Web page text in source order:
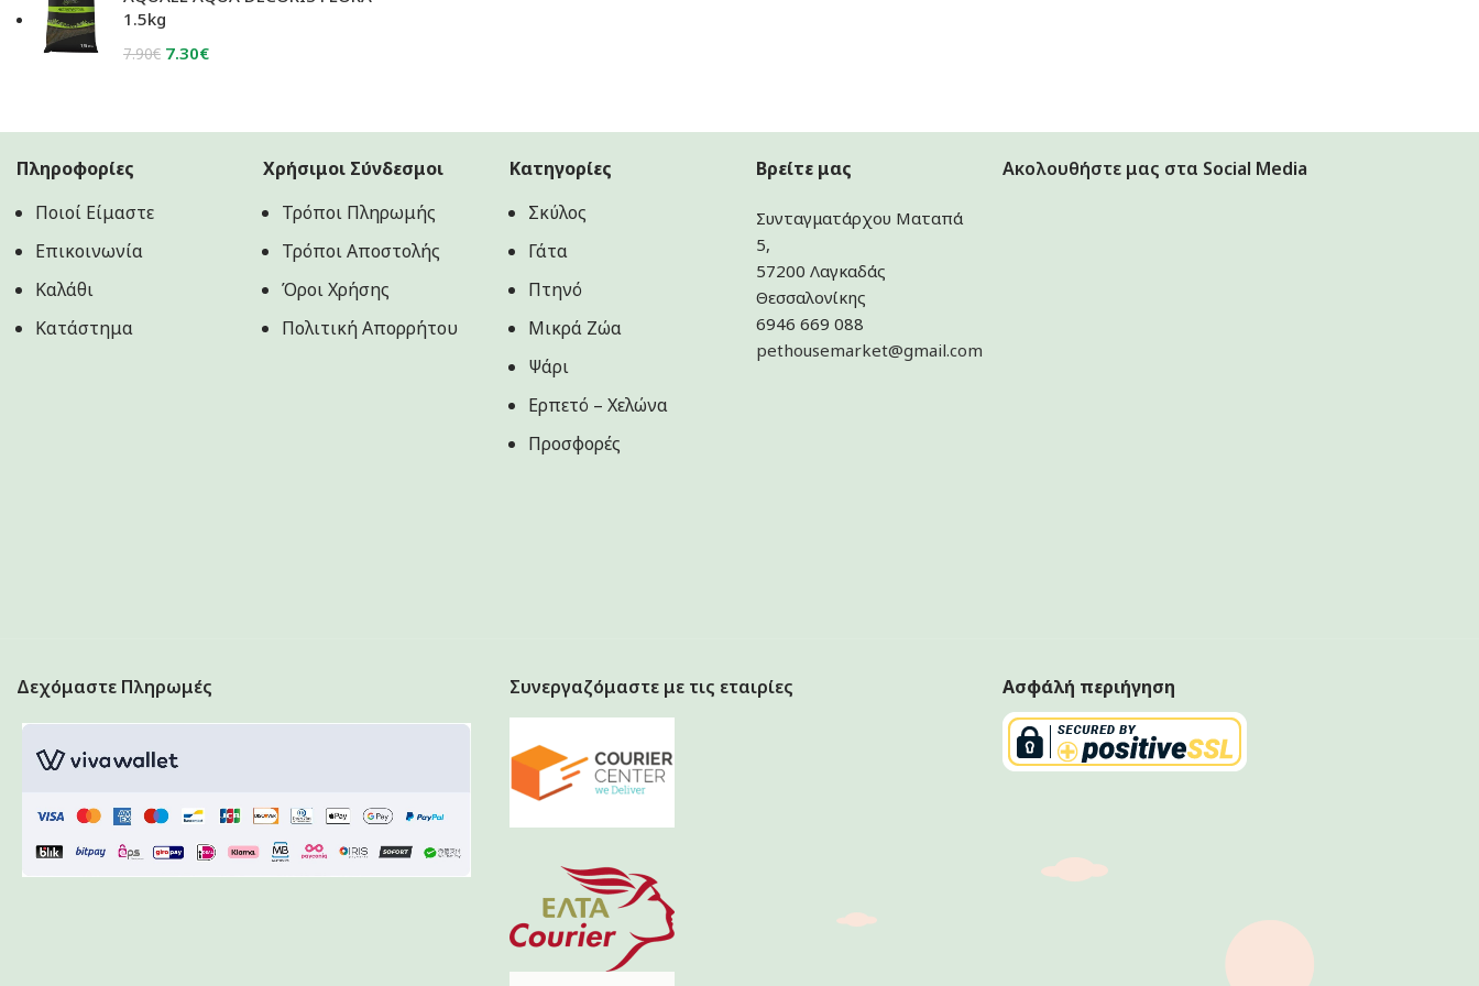
3.80€.
1.5kg
7.90€ Original
7.90€.
7.30€Η
είναι:
Πληροφορίες
Ποιοί Είμαστε
Επικοινωνία
Καλάθι
Κατάστημα
Χρήσιμοι Σύνδεσμοι
Τρόποι Πληρωμής
Τρόποι Αποστολής
Όροι Χρήσης
Πολιτική Aπορρήτου
Κατηγορίες
Σκύλος
Γάτα
Πτηνό
Μικρά Ζώα
Ψάρι
Ερπετό – Χελώνα
Προσφορές
Βρείτε μας
Συνταγματάρχου Ματαπά
5,
57200 Λαγκαδάς
Θεσσαλονίκης
6946 669 088
pethousemarket@gmail.com
Ακολουθήστε μας στα Social Media
Δεχόμαστε Πληρωμές Συνεργαζόμαστε με τις εταιρίες Ασφάλή περιήγηση